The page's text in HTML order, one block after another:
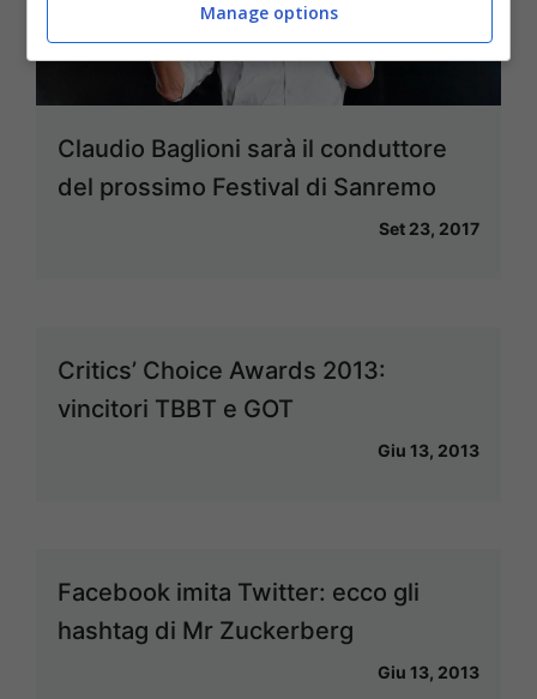
Claudio Baglioni sarà il conduttore
del prossimo Festival di Sanremo
Set 23, 2017
Critics’ Choice Awards 2013:
vincitori TBBT e GOT
Giu 13, 2013
Facebook imita Twitter: ecco gli
hashtag di Mr Zuckerberg
Giu 13, 2013
Manage options